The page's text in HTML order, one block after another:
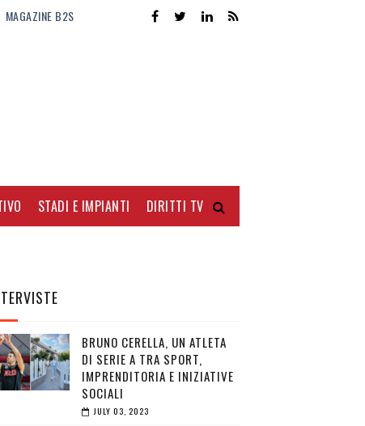
MAGAZINE B2S
STADI E IMPIANTI DIRITTI TV
BRUNO CERELLA, UN ATLETA
DI SERIE A TRA SPORT,
IMPRENDITORIA E INIZIATIVE
SOCIALI
JULY 03, 2023